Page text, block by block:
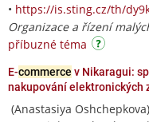
• https://is.sting.cz/th/
Organizace a řízení
příbuzné téma
E-commerce v Nikaragui:
nakupování elektronických
(Anastasiya Oshchepkova)